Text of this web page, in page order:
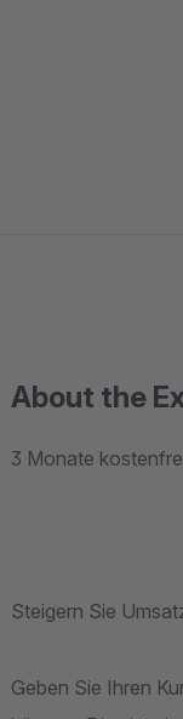
About the
3 Monate
Steigern Sie
Geben Sie Ihren